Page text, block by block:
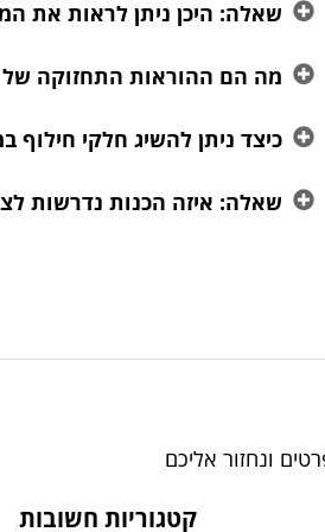
שאלה: היכן ניתן לראות את
מה הם ההוראות התחזוקה של
כיצד ניתן להשיג חלקי חילוף
שאלה: איזה הכנות נדרשות
ונחזור אליכם
קטגוריות חשובות